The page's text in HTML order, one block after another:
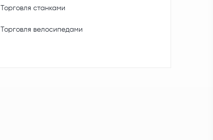
Торговля станками
Торговля велосипедами